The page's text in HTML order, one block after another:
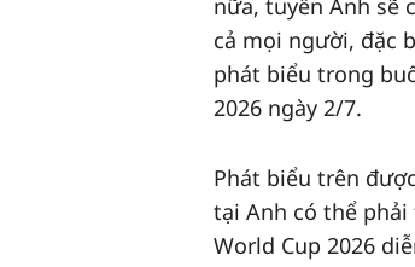
nữa, tuyển Anh sẽ
cả mọi người, đặc
phát biểu trong
2026 ngày 2/7.
Phát biểu trên
tại Anh có thể
World Cup 2026